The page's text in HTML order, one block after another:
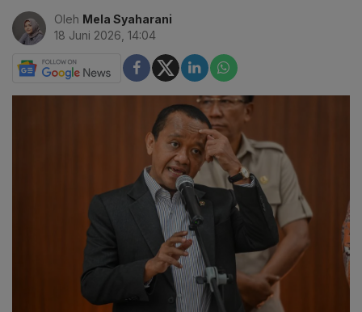
Oleh Mela Syaharani
18 Juni 2026, 14:04